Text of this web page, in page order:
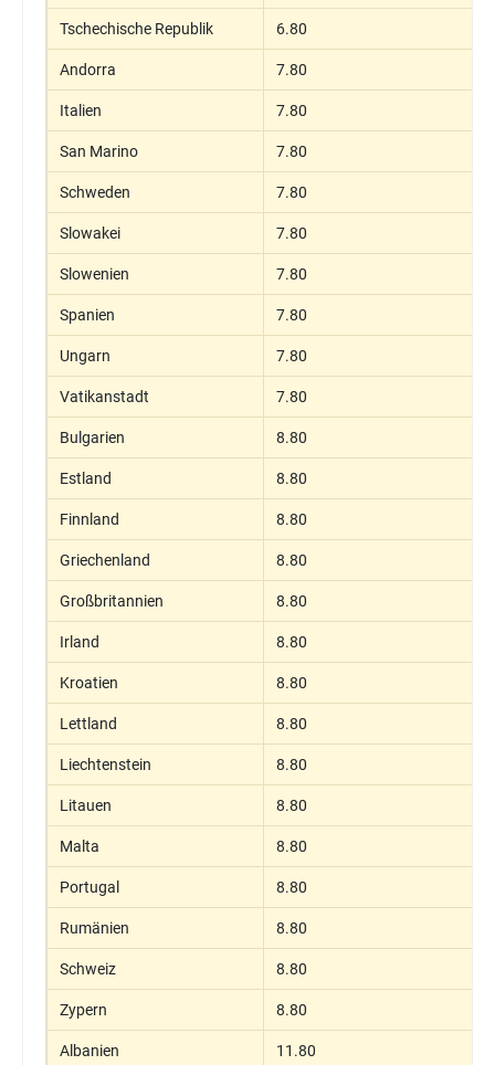
Tschechische Republik 6.80
Andorra 7.80
Italien 7.80
San Marino 7.80
Schweden 7.80
Slowakei 7.80
Slowenien 7.80
Spanien 7.80
Ungarn 7.80
Vatikanstadt 7.80
Bulgarien 8.80
Estland 8.80
Finnland 8.80
Griechenland 8.80
Großbritannien 8.80
Irland 8.80
Kroatien 8.80
Lettland 8.80
Liechtenstein 8.80
Litauen 8.80
Malta 8.80
Portugal 8.80
Rumänien 8.80
Schweiz 8.80
Zypern 8.80
Albanien 11.80